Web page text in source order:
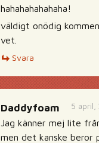
hahahahahahaha!
väldigt onödig
vet.
Svara
5 april,
Daddyfoam
Jag känner mej lite
men det kanske beror